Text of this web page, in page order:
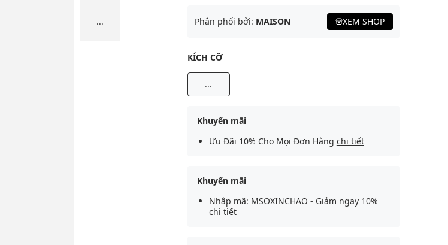
... Phân phối bởi: MAISON XEM SHOP
KÍCH CỠ
...
Khuyến mãi
Ưu Đãi 10% Cho Mọi Đơn Hàng chi tiết
Khuyến mãi
Nhập mã: MSOXINCHAO - Giảm ngay 10%
chi tiết